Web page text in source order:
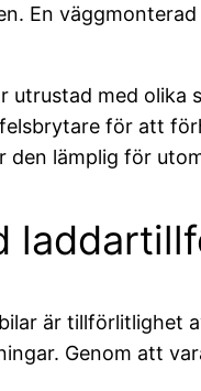
En
utrustad med
för att
den lämplig för
är
Genom att